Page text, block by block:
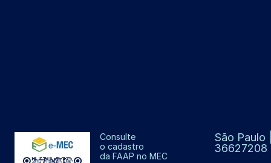
Consulte
o cadastro
da FAAP no MEC
São Paulo
36627208